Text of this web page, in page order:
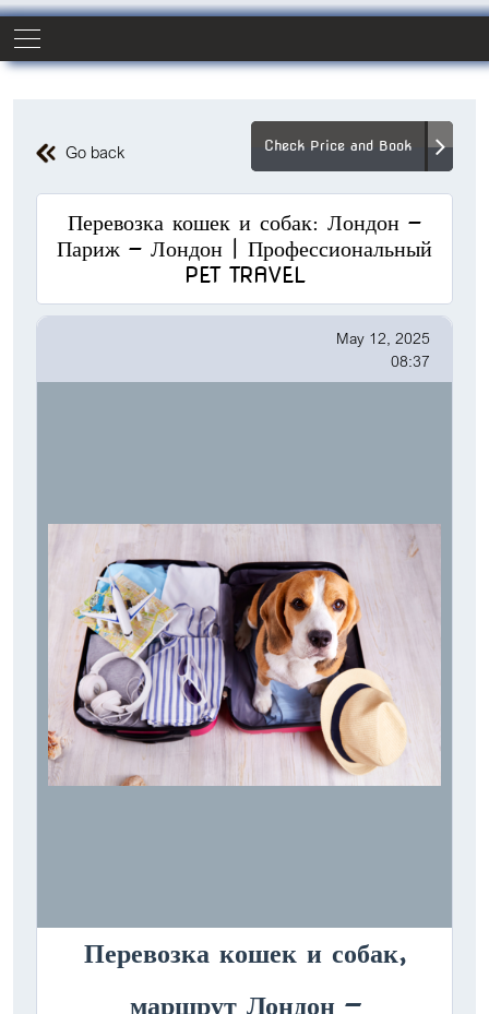
Go back Check Price and Book
Перевозка кошек и собак: Лондон —
Париж — Лондон | Профессиональный
PET TRAVEL
May 12, 2025
08:37
Перевозка кошек и собак,
маршрут Лондон —